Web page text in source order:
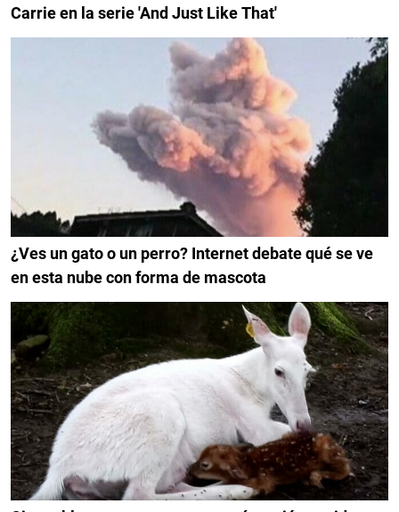
Carrie en la serie 'And Just Like That'
¿Ves un gato o un perro? Internet debate qué se ve
en esta nube con forma de mascota